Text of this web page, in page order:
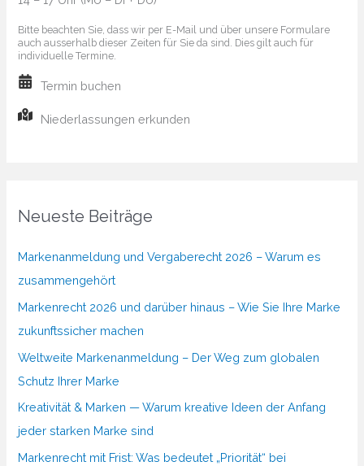
Bitte beachten Sie, dass wir per E-Mail und über unsere Formulare
auch ausserhalb dieser Zeiten für Sie da sind. Dies gilt auch für
individuelle Termine.
Termin buchen
Niederlassungen erkunden
Neueste Beiträge
Markenanmeldung und Vergaberecht 2026 – Warum es
zusammengehört
Markenrecht 2026 und darüber hinaus – Wie Sie Ihre Marke
zukunftssicher machen
Weltweite Markenanmeldung – Der Weg zum globalen
Schutz Ihrer Marke
Kreativität & Marken — Warum kreative Ideen der Anfang
jeder starken Marke sind
Markenrecht mit Frist: Was bedeutet „Priorität“ bei